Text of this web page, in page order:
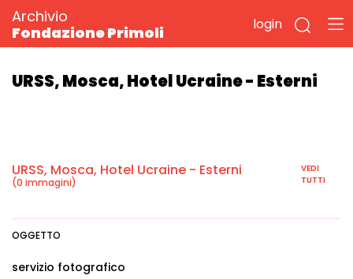
Archivio
Fondazione Primoli
login
URSS, Mosca, Hotel Ucraine - Esterni
URSS, Mosca, Hotel Ucraine - Esterni
(0 immagini)
VEDI
TUTTI
OGGETTO
servizio fotografico